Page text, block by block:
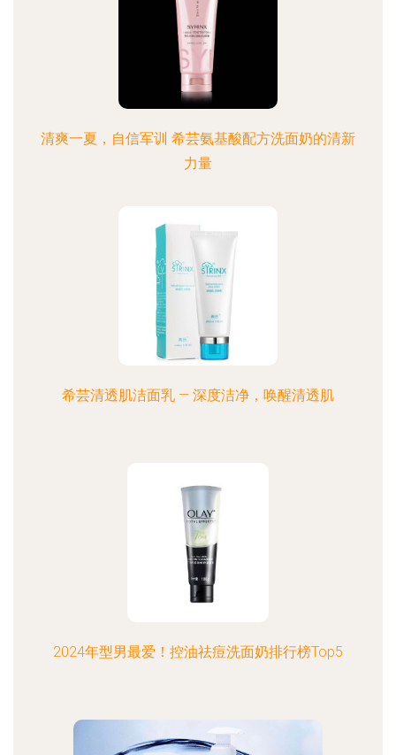
清爽一夏，自信军训 希芸氨基酸配方洗面奶的清新
力量
希芸清透肌洁面乳 — 深度洁净，唤醒清透肌
2024年型男最爱！控油祛痘洗面奶排行榜Top5